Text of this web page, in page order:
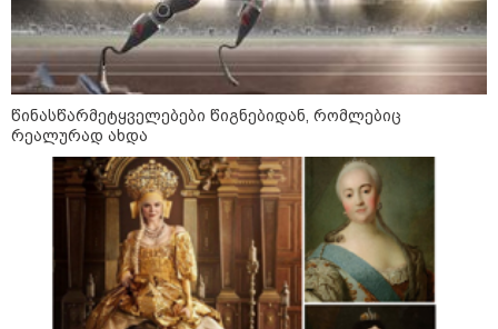
ომის მე-18 წლისთავთან
დაკავშირებით ადმინისტრაციულ
შენობებზე სახელმწიფო დროშები
გიორგი ბარამიძე - ომის პირველ
დღეებში, ტყვეების გაცვლის, თუ
სხვა მძიმე პროცესების
წინასწარმეტყველებები წიგნებიდან, რომლებიც
რეალურად ახდა